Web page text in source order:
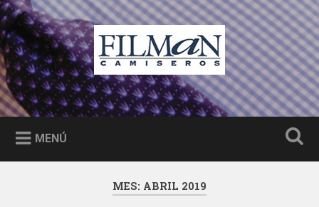
Saltar
al
contenido
Buscar
Filman camiseros Castellón
Camisas a medida, moda y complementos hombre
Castellón
MENÚ
MES: ABRIL 2019